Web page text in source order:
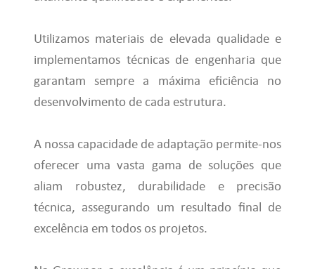
Utilizamos materiais de elevada qualidade e
implementamos técnicas de engenharia que
garantam sempre a máxima eficiência no
desenvolvimento de cada estrutura.
A nossa capacidade de adaptação permite-nos
oferecer uma vasta gama de soluções que
aliam robustez, durabilidade e precisão
técnica, assegurando um resultado final de
excelência em todos os projetos.